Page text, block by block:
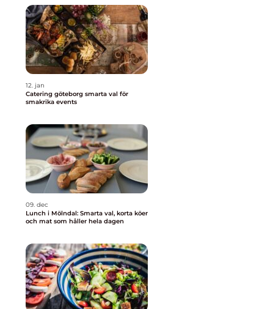
12. jan
Catering göteborg smarta val för
smakrika events
09. dec
Lunch i Mölndal: Smarta val, korta köer
och mat som håller hela dagen